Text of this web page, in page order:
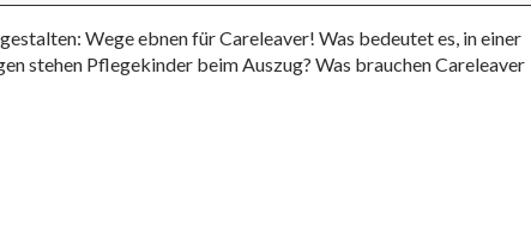
Wege ebnen für Careleaver! Was bedeutet es, in einer
stehen Pflegekinder beim Auszug? Was brauchen Careleaver